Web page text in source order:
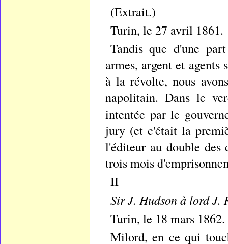
(Extrait.)
Turin, le 27 avril 1861.
Tandis que d'une
armes, argent et agents
à la révolte, nous
napolitain. Dans le
intentée par le
jury (et c'était la
l'éditeur au double
trois mois
II
Sir J. Hudson à lord J.
Turin, le 18 mars 1862.
Milord, en ce qui